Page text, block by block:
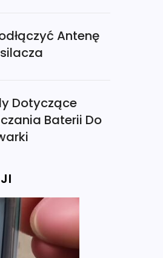
Antenę
Dotyczące
Baterii Do